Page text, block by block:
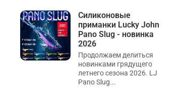
Силиконовые
приманки Lucky John
Pano Slug - новинка
2026
Продолжаем делиться
новинками грядущего
летнего сезона 2026. LJ
Pano Slug...